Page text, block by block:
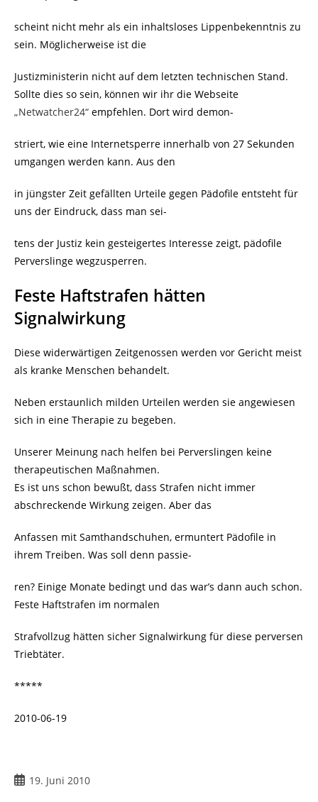
scheint nicht mehr als ein inhaltsloses Lippenbekenntnis zu
sein. Möglicherweise ist die
Justizministerin nicht auf dem letzten technischen Stand.
Sollte dies so sein, können wir ihr die Webseite
„Netwatcher24“ empfehlen. Dort wird demon-
striert, wie eine Internetsperre innerhalb von 27 Sekunden
umgangen werden kann. Aus den
in jüngster Zeit gefällten Urteile gegen Pädofile entsteht für
uns der Eindruck, dass man sei-
tens der Justiz kein gesteigertes Interesse zeigt, pädofile
Perverslinge wegzusperren.
Feste Haftstrafen hätten
Signalwirkung
Diese widerwärtigen Zeitgenossen werden vor Gericht meist
als kranke Menschen behandelt.
Neben erstaunlich milden Urteilen werden sie angewiesen
sich in eine Therapie zu begeben.
Unserer Meinung nach helfen bei Perverslingen keine
therapeutischen Maßnahmen.
Es ist uns schon bewußt, dass Strafen nicht immer
abschreckende Wirkung zeigen. Aber das
Anfassen mit Samthandschuhen, ermuntert Pädofile in
ihrem Treiben. Was soll denn passie-
ren? Einige Monate bedingt und das war’s dann auch schon.
Feste Haftstrafen im normalen
Strafvollzug hätten sicher Signalwirkung für diese perversen
Triebtäter.
*****
2010-06-19
Beitrag19. Juni 2010